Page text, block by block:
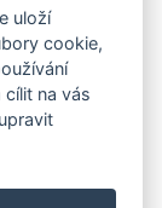
uloží
cookie,
na vás